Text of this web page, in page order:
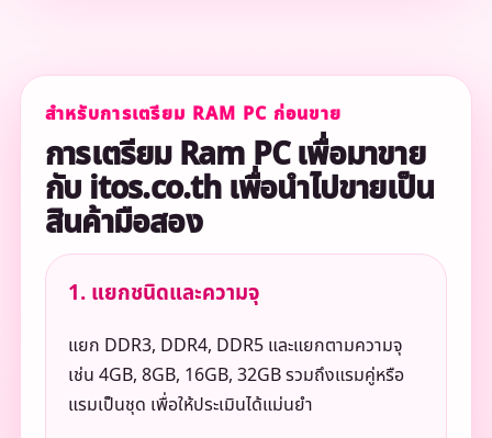
สำหรับการเตรียม RAM PC ก่อนขาย
การเตรียม Ram PC เพื่อมาขาย
กับ itos.co.th เพื่อนำไปขายเป็น
สินค้ามือสอง
1. แยกชนิดและความจุ
แยก DDR3, DDR4, DDR5 และแยกตามความจุ
เช่น 4GB, 8GB, 16GB, 32GB รวมถึงแรมคู่หรือ
แรมเป็นชุด เพื่อให้ประเมินได้แม่นยำ